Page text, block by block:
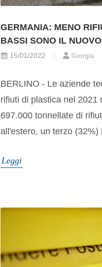
GERMANIA: MENO
BASSI SONO IL
15/01/2022 Giorgia
BERLINO - Le aziende
rifiuti di plastica nel 2021
697.000 tonnellate di
all'estero, un terzo
Leggi